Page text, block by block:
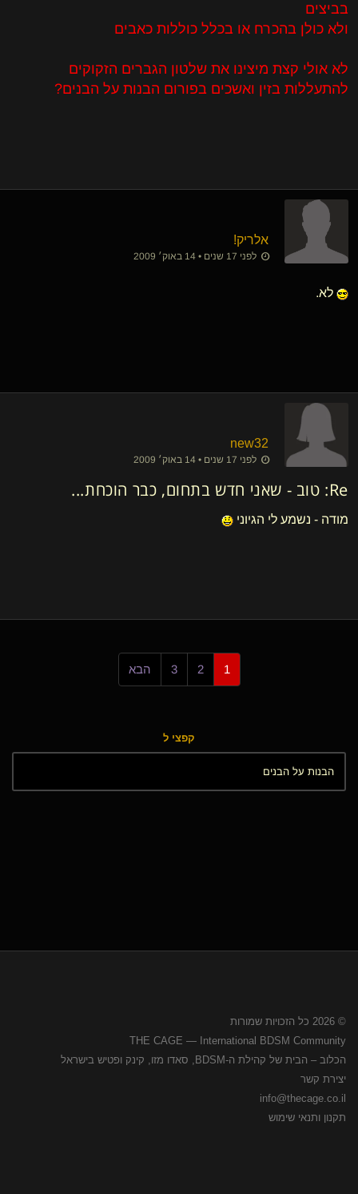
בביצים
ולא כולן בהכרח או בכלל כוללות כאבים
לא אולי קצת מיצינו את שלטון הגברים הזקוקים
להתעללות בזין ואשכים בפורום הבנות על הבנים?
אלריק!
לפני 17 שנים • 14 באוק׳ 2009
לא.
new32
לפני 17 שנים • 14 באוק׳ 2009
Re: טוב - שאני חדש בתחום, כבר הוכחת...
מודה - נשמע לי הגיוני
1
2
3 הבא
קפצי ל
© 2026 כל הזכויות שמורות
THE CAGE — International BDSM Community
הכלוב – הבית של קהילת ה-BDSM, סאדו מזו, קינק ופטיש בישראל
יצירת קשר
info@thecage.co.il
תקנון ותנאי שימוש